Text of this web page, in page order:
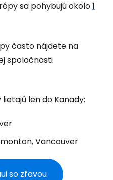
sa pohybujú okolo1
často nájdete na
spoločnosti
len do Kanady:
Vancouver
so zľavou